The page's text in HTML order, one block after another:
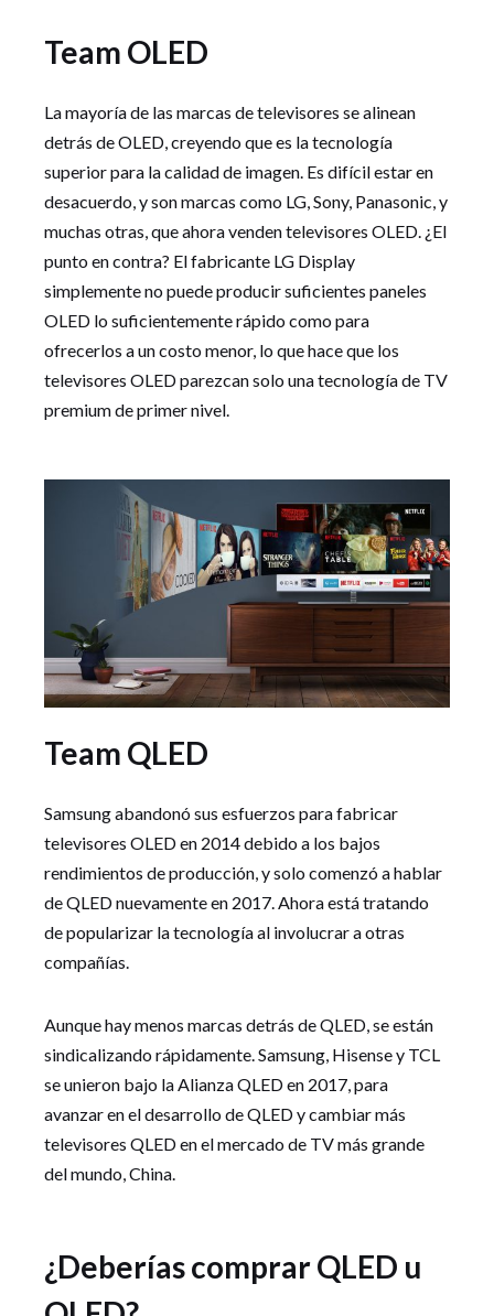
Team OLED
La mayoría de las marcas de televisores se alinean
detrás de OLED, creyendo que es la tecnología
superior para la calidad de imagen. Es difícil estar en
desacuerdo, y son marcas como LG, Sony, Panasonic, y
muchas otras, que ahora venden televisores OLED. ¿El
punto en contra? El fabricante LG Display
simplemente no puede producir suficientes paneles
OLED lo suficientemente rápido como para
ofrecerlos a un costo menor, lo que hace que los
televisores OLED parezcan solo una tecnología de TV
premium de primer nivel.
Team QLED
Samsung abandonó sus esfuerzos para fabricar
televisores OLED en 2014 debido a los bajos
rendimientos de producción, y solo comenzó a hablar
de QLED nuevamente en 2017. Ahora está tratando
de popularizar la tecnología al involucrar a otras
compañías.
Aunque hay menos marcas detrás de QLED, se están
sindicalizando rápidamente. Samsung, Hisense y TCL
se unieron bajo la Alianza QLED en 2017, para
avanzar en el desarrollo de QLED y cambiar más
televisores QLED en el mercado de TV más grande
del mundo, China.
¿Deberías comprar QLED u